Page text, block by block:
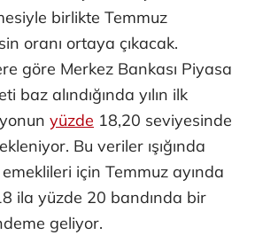
birlikte Temmuz
oranı ortaya çıkacak.
göre Merkez Bankası Piyasa
baz alındığında yılın ilk
yüzde 18,20 seviyesinde
Bu veriler ışığında
için Temmuz ayında
ila yüzde 20 bandında bir
geliyor.